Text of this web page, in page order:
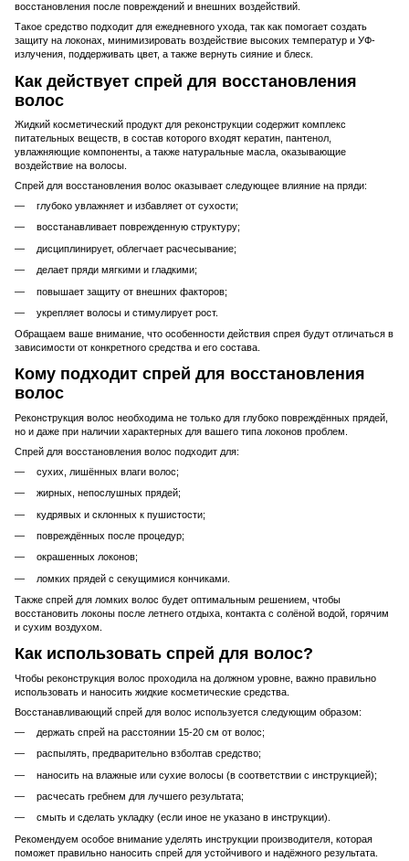
восстановления после повреждений и внешних воздействий.
Такое средство подходит для ежедневного ухода, так как помогает создать
защиту на локонах, минимизировать воздействие высоких температур и УФ-
излучения, поддерживать цвет, а также вернуть сияние и блеск.
Как действует спрей для восстановления
волос
Жидкий косметический продукт для реконструкции содержит комплекс
питательных веществ, в состав которого входят кератин, пантенол,
увлажняющие компоненты, а также натуральные масла, оказывающие
воздействие на волосы.
Спрей для восстановления волос оказывает следующее влияние на пряди:
глубоко увлажняет и избавляет от сухости;
восстанавливает поврежденную структуру;
дисциплинирует, облегчает расчесывание;
делает пряди мягкими и гладкими;
повышает защиту от внешних факторов;
укрепляет волосы и стимулирует рост.
Обращаем ваше внимание, что особенности действия спрея будут отличаться в
зависимости от конкретного средства и его состава.
Кому подходит спрей для восстановления
волос
Реконструкция волос необходима не только для глубоко повреждённых прядей,
но и даже при наличии характерных для вашего типа локонов проблем.
Спрей для восстановления волос подходит для:
сухих, лишённых влаги волос;
жирных, непослушных прядей;
кудрявых и склонных к пушистости;
повреждённых после процедур;
окрашенных локонов;
ломких прядей с секущимися кончиками.
Также спрей для ломких волос будет оптимальным решением, чтобы
восстановить локоны после летнего отдыха, контакта с солёной водой, горячим
и сухим воздухом.
Как использовать спрей для волос?
Чтобы реконструкция волос проходила на должном уровне, важно правильно
использовать и наносить жидкие косметические средства.
Восстанавливающий спрей для волос используется следующим образом:
держать спрей на расстоянии 15-20 см от волос;
распылять, предварительно взболтав средство;
наносить на влажные или сухие волосы (в соответствии с инструкцией);
расчесать гребнем для лучшего результата;
смыть и сделать укладку (если иное не указано в инструкции).
Рекомендуем особое внимание уделять инструкции производителя, которая
поможет правильно наносить спрей для устойчивого и надёжного результата.